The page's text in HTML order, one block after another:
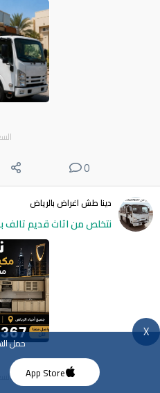
0
دينا طش اغراض بالرياض
نتخلص من اثاث قديم تالف بالرياض
X
حمل
App Store